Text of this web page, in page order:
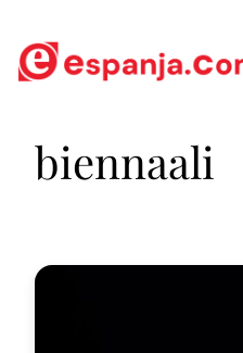
biennaali